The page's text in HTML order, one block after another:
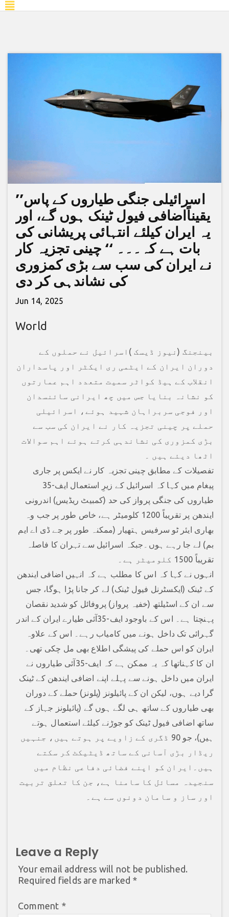
’’اسرائیلی جنگی طیاروں کے پاس
یقیناًاضافی فیول ٹینک ہوں گے، اور
یہ ایران کیلئے انتہائی پریشانی کی
بات ہے کہ۔۔۔ ‘‘ چینی تجزیہ کار
نے ایران کی سب سے بڑی کمزوری
کی نشاندہی کر دی
Jun 14, 2025
World
بینجنگ (نیوز ڈیسک )اسرائیل نے حملوں کے
دوران ایران کے ایٹمی ری ایکٹر اور پاسداران
انقلاب کے ہیڈ کواٹر سمیت متعدد اہم عمارتوں
کو نشانہ بنایا جس میں چھ ایرانی سائنسدان
اور فوجی سربراہان شہید ہوئے، اسرائیلی
حملے پر چینی تجزیہ کار نے ایران کی سب سے
بڑی کمزوری کی نشاندہی کرتے ہوئے اہم سوالات
اٹھا دیئے ہیں ۔
تفصیلات کے مطابق چینی تجزیہ کار نے ایکس پر جاری
پیغام میں کہا کہ اسرائیل کے زیرِ استعمال ایف-35
طیاروں کی جنگی پرواز کی حد (کمبیٹ ریڈیس) اندرونی
ایندھن پر تقریباً 1200 کلومیٹر ہے، خاص طور پر جب وہ
بھاری ایئر ٹو سرفیس ہتھیار (ممکنہ طور پر جے ڈی اے ایم
بم) لے جا رہے ہوں۔جبکہ اسرائیل سے تہران کا فاصلہ
تقریباً 1500 کلومیٹر ہے۔
انہوں نے کہا کہ اس کا مطلب ہے کہ انہیں اضافی ایندھن
کے ٹینک (ایکسٹرنل فیول ٹینک) لے کر جانا پڑا ہوگا، جس
سے ان کے اسٹیلتھ (خفیہ پرواز) پروفائل کو شدید نقصان
پہنچتا ہے۔ اس کے باوجود ایف-35آئی طیارے ایران کے اندر
گہرائی تک داخل ہونے میں کامیاب رہے۔ اس کے علاوہ
ایران کو اس حملے کی پیشگی اطلاع بھی مل چکی تھی۔
ان کا کہناتھا کہ یہ ممکن ہے کہ ایف-35آئی طیاروں نے
ایران میں داخل ہونے سے پہلے اپنے اضافی ایندھن کے ٹینک
گرا دیے ہوں، لیکن ان کے پائیلونز (پلونز) حملے کے دوران
بھی طیاروں کے ساتھ ہی لگے ہوں گے (پائیلونز جہاز کے
ساتھ اضافی فیول ٹینک کو جوڑنے کیلئے استعمال ہوتے
ہیں)، جو 90 ڈگری کے زاویے پر ہوتے ہیں، جنہیں
ریڈار بڑی آسانی کے ساتھ ڈیٹیکٹ کر سکتے
ہیں۔ایران کو اپنے فضائی دفاعی نظام میں
سنجیدہ مسائل کا سامنا ہے، جن کا تعلق تربیت
اور ساز و سامان دونوں سے ہے۔
Leave a Reply
Your email address will not be published.
Required fields are marked *
Comment *